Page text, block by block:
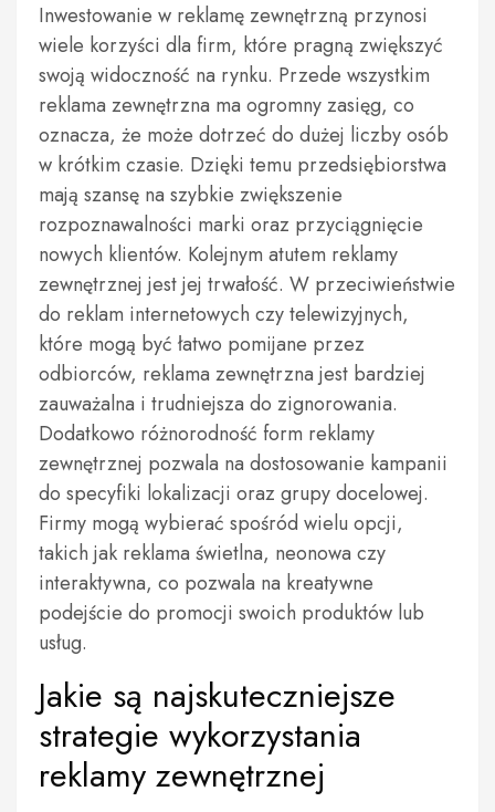
Inwestowanie w reklamę zewnętrzną przynosi
wiele korzyści dla firm, które pragną zwiększyć
swoją widoczność na rynku. Przede wszystkim
reklama zewnętrzna ma ogromny zasięg, co
oznacza, że może dotrzeć do dużej liczby osób
w krótkim czasie. Dzięki temu przedsiębiorstwa
mają szansę na szybkie zwiększenie
rozpoznawalności marki oraz przyciągnięcie
nowych klientów. Kolejnym atutem reklamy
zewnętrznej jest jej trwałość. W przeciwieństwie
do reklam internetowych czy telewizyjnych,
które mogą być łatwo pomijane przez
odbiorców, reklama zewnętrzna jest bardziej
zauważalna i trudniejsza do zignorowania.
Dodatkowo różnorodność form reklamy
zewnętrznej pozwala na dostosowanie kampanii
do specyfiki lokalizacji oraz grupy docelowej.
Firmy mogą wybierać spośród wielu opcji,
takich jak reklama świetlna, neonowa czy
interaktywna, co pozwala na kreatywne
podejście do promocji swoich produktów lub
usług.
Jakie są najskuteczniejsze
strategie wykorzystania
reklamy zewnętrznej